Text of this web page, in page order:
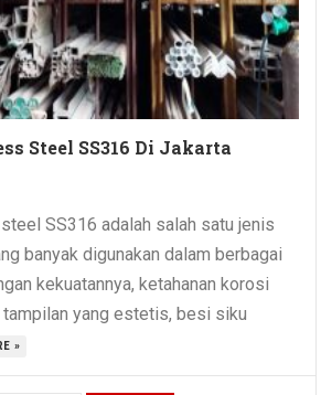
Steel SS316 Di Jakarta
SS316 adalah salah satu jenis
banyak digunakan dalam berbagai
kekuatannya, ketahanan korosi
tampilan yang estetis, besi siku
»